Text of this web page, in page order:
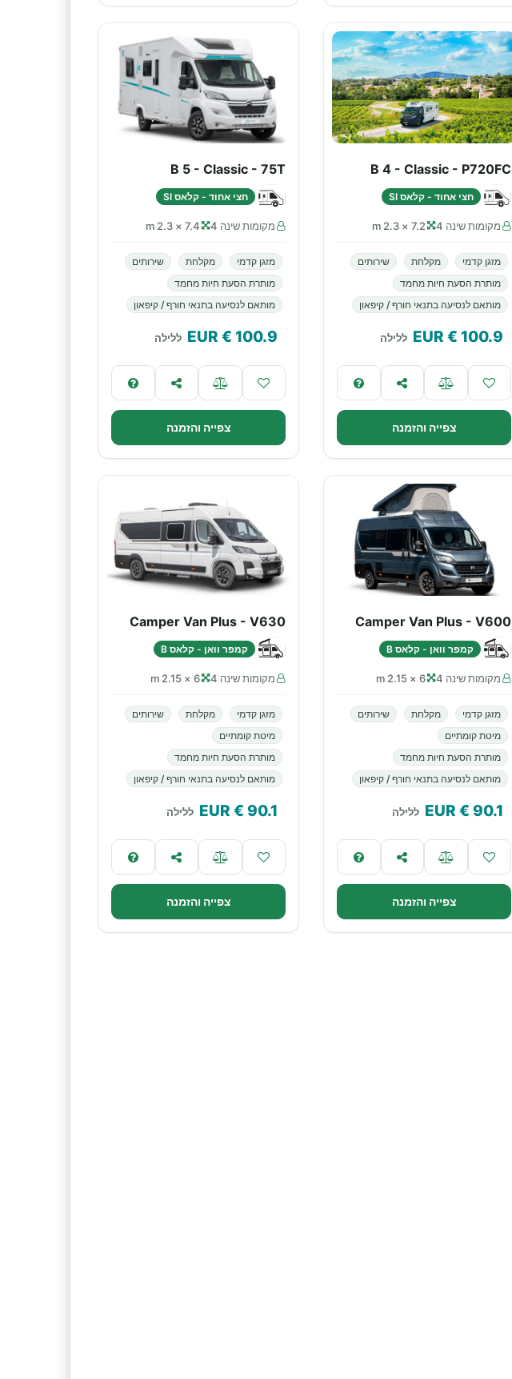
B 4 - Classic - P720FC
חצי אחוד - קלאס SI
מקומות שינה 4 7.2 × 2.3 m
מזגן קדמי מקלחת
שירותים
מותרת הסעת חיות מחמד
מותאם לנסיעה בתנאי חורף / קיפאון
100.9
€ EUR ללילה
צפייה והזמנה
B 5 - Classic - 75T
חצי אחוד - קלאס SI
מקומות שינה 4 7.4 × 2.3 m
מזגן קדמי מקלחת
שירותים
מותרת הסעת חיות מחמד
מותאם לנסיעה בתנאי חורף / קיפאון
100.9
€ EUR ללילה
צפייה והזמנה
Camper Van Plus - V600
קמפר וואן - קלאס B
מקומות שינה 4 6 × 2.15 m
מזגן קדמי מקלחת
שירותים
מיטת קומתיים
מותרת הסעת חיות מחמד
מותאם לנסיעה בתנאי חורף / קיפאון
90.1
€ EUR ללילה
צפייה והזמנה
Camper Van Plus - V630
קמפר וואן - קלאס B
מקומות שינה 4 6 × 2.15 m
מזגן קדמי מקלחת
שירותים
מיטת קומתיים
מותרת הסעת חיות מחמד
מותאם לנסיעה בתנאי חורף / קיפאון
90.1
€ EUR ללילה
צפייה והזמנה